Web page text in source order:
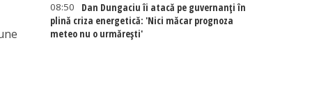
08:50
Dan Dungaciu îi atacă pe guvernanți în
plină criza energetică: 'Nici măcar prognoza
meteo nu o urmărești'